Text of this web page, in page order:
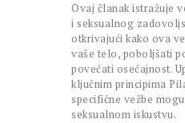
Ovaj članak istražuje
i seksualnog
otkrivajući kako ova
vaše telo, poboljšati
povećati osećajnost.
ključnim principima
specifične vežbe
seksualnom iskustvu.